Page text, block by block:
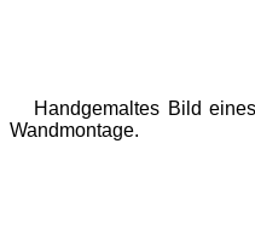
Handgemaltes Bild
Wandmontage.